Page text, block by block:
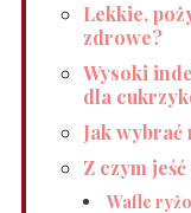
Lekkie,
zdrowe?
Wysoki
dla
Jak
Z czym
Wafle